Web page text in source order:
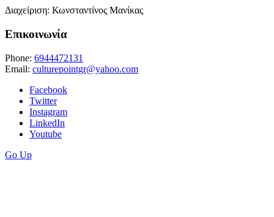
Διαχείριση: Κωνσταντίνος Μανίκας
Επικοινωνία
Phone: 6944472131
Email: culturepointgr@yahoo.com
Facebook
Twitter
Instagram
LinkedIn
Youtube
Go Up